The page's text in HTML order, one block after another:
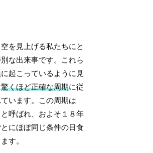
を見上げる私たちにと
な出来事です。これら
起こっているように見
驚くほど正確な周期に従
います。この周期は
と呼ばれ、およそ１８年
にほぼ同じ条件の日食
す。